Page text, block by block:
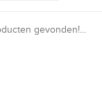
gevonden!...